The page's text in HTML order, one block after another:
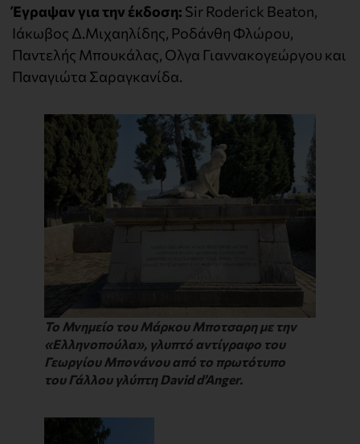
Έγραψαν για την έκδοση: Sir Roderick Beaton,
Ιάκωβος Δ.Μιχαηλίδης, Ροδάνθη Φλώρου,
Παντελής Μπουκάλας, Ολγα Γιαννακογεώργου και
Παναγιώτα Σαραγκανίδα.
Το Μνημείο του Μάρκου Μποτσαρη με την
«Ελληνοπούλα», γλυπτό αντίγραφο του
Γεωργίου Μπονάνου από το πρωτότυπο
του Γάλλου γλύπτη David d’Anger.